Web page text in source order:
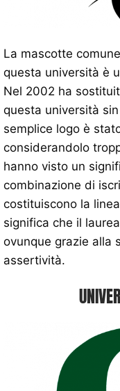
La mascotte
questa università è
Nel 2002 ha
questa università
semplice logo è
considerandolo
hanno visto un
combinazione di
costituiscono la
significa che il
ovunque grazie alla
assertività.